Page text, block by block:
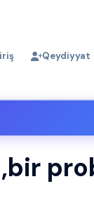
Qeydiyyat